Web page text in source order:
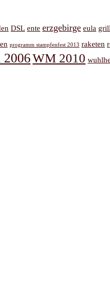
DSL ente erzgebirge eula
programm stampfenfest 2013 raketen
2006WM 2010